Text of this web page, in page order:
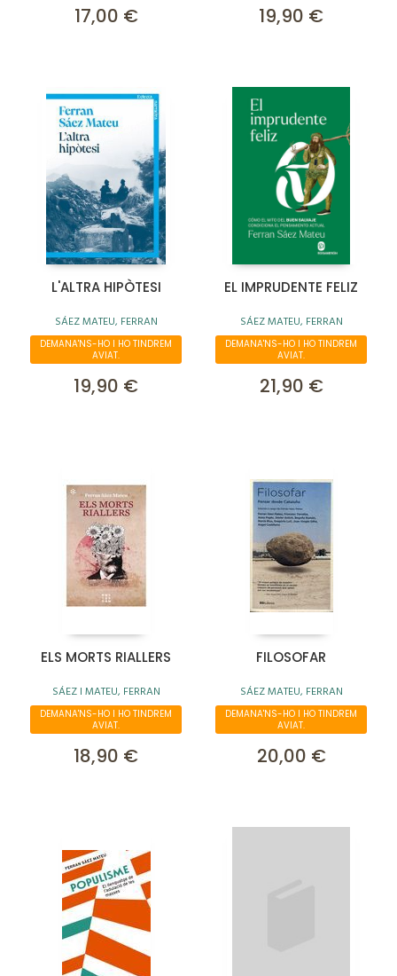
17,00 € 19,90 €
L'ALTRA HIPÒTESI
SÁEZ MATEU, FERRAN
DEMANA'NS-HO I HO TINDREM
AVIAT.
19,90 €
EL IMPRUDENTE FELIZ
SÁEZ MATEU, FERRAN
DEMANA'NS-HO I HO TINDREM
AVIAT.
21,90 €
ELS MORTS RIALLERS
SÁEZ I MATEU, FERRAN
DEMANA'NS-HO I HO TINDREM
AVIAT.
18,90 €
FILOSOFAR
SÁEZ MATEU, FERRAN
DEMANA'NS-HO I HO TINDREM
AVIAT.
20,00 €